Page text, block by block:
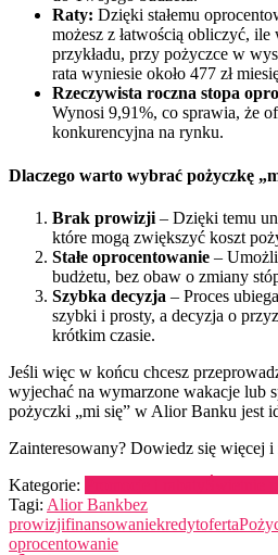
Raty: Dzięki stałemu
możesz z łatwością obliczyć,
przykładu, przy pożyczce w
rata wyniesie około 477 zł
Rzeczywista roczna stopa
Wynosi 9,91%, co sprawia, że
konkurencyjna na rynku.
Dlaczego warto wybrać pożyczkę
Brak prowizji – Dzięki temu
które mogą zwiększyć koszt
Stałe oprocentowanie –
budżetu, bez obaw o zmiany
Szybka decyzja – Proces
szybki i prosty, a decyzja o
krótkim czasie.
Jeśli więc w końcu chcesz
wyjechać na wymarzone wakacje lub
pożyczki „mi się” w Alior Banku jest
Zainteresowany? Dowiedz się więcej
Kategorie:
Tagi: Alior Bankbez
prowizjifinansowaniekredytoferta
oprocentowanie